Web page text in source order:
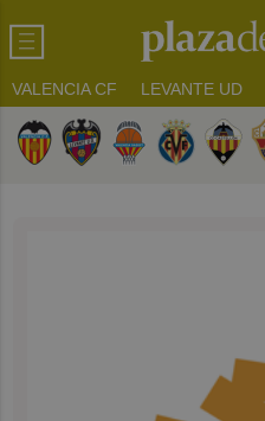
VALENCIA CF LEVANTE UD